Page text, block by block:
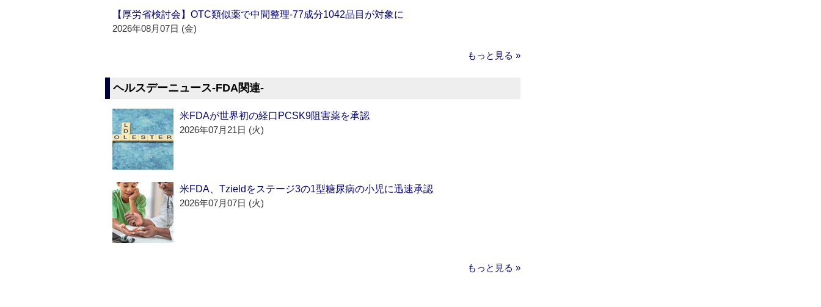
【厚労省検討会】OTC類似薬で中間整理‐77成分1042品目が対象に
2026年08月07日 (金)
もっと見る »
ヘルスデーニュース‐FDA関連‐
米FDAが世界初の経口PCSK9阻害薬を承認
2026年07月21日 (火)
米FDA、Tzieldをステージ3の1型糖尿病の小児に迅速承認
2026年07月07日 (火)
もっと見る »